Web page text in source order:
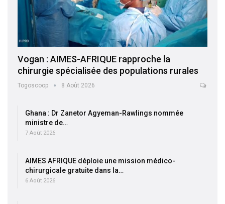
Vogan : AIMES-AFRIQUE rapproche la
chirurgie spécialisée des populations rurales
Togoscoop 8 Août 2026
Ghana : Dr Zanetor Agyeman-Rawlings nommée
ministre de…
7 Août 2026
AIMES AFRIQUE déploie une mission médico-
chirurgicale gratuite dans la…
6 Août 2026